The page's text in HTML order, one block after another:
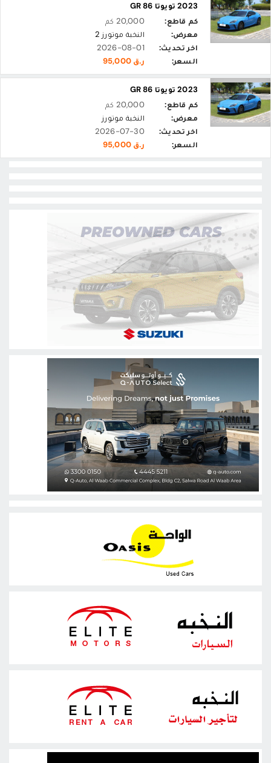
2023 تويوتا GR 86
كم قاطع:
20,000 كم
معرض:
النخبة موتورز 2
اخر تحديث:
2026-08-01
السعر:
ر.ق 95,000
2023 تويوتا GR 86
كم قاطع:
20,000 كم
معرض:
النخبة موتورز
اخر تحديث:
2026-07-30
السعر:
ر.ق 95,000